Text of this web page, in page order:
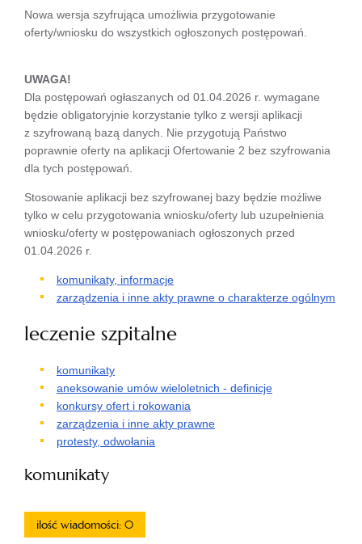
Nowa wersja szyfrująca umożliwia przygotowanie
oferty/wniosku do wszystkich ogłoszonych postępowań.
UWAGA!
Dla postępowań ogłaszanych od 01.04.2026 r. wymagane
będzie obligatoryjnie korzystanie tylko z wersji aplikacji
z szyfrowaną bazą danych. Nie przygotują Państwo
poprawnie oferty na aplikacji Ofertowanie 2 bez szyfrowania
dla tych postępowań.
Stosowanie aplikacji bez szyfrowanej bazy będzie możliwe
tylko w celu przygotowania wniosku/oferty lub uzupełnienia
wniosku/oferty w postępowaniach ogłoszonych przed
01.04.2026 r.
komunikaty, informacje
zarządzenia i inne akty prawne o charakterze ogólnym
leczenie szpitalne
komunikaty
aneksowanie umów wieloletnich - definicje
konkursy ofert i rokowania
zarządzenia i inne akty prawne
protesty, odwołania
komunikaty
ilość wiadomości: 0